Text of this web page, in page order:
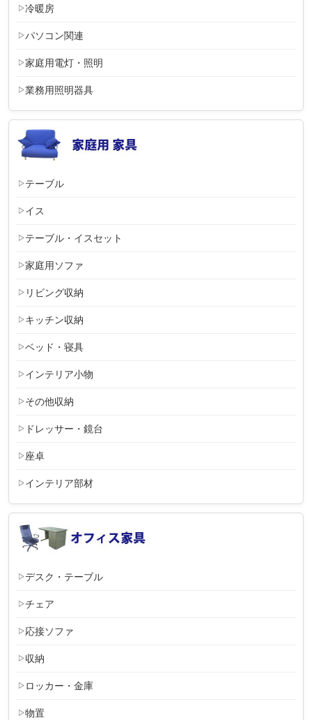
冷暖房
パソコン関連
家庭用電灯・照明
業務用照明器具
テーブル
イス
テーブル・イスセット
家庭用ソファ
リビング収納
キッチン収納
ベッド・寝具
インテリア小物
その他収納
ドレッサー・鏡台
座卓
インテリア部材
デスク・テーブル
チェア
応接ソファ
収納
ロッカー・金庫
物置